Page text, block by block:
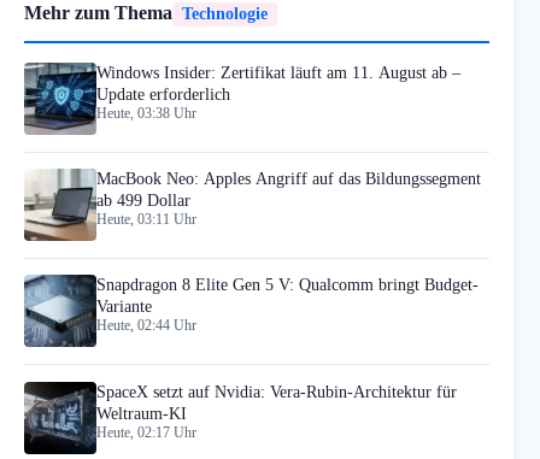
Mehr zum Thema Technologie
Windows Insider: Zertifikat läuft am 11. August ab –
Update erforderlich
Heute, 03:38 Uhr
MacBook Neo: Apples Angriff auf das Bildungssegment
ab 499 Dollar
Heute, 03:11 Uhr
Snapdragon 8 Elite Gen 5 V: Qualcomm bringt Budget-
Variante
Heute, 02:44 Uhr
SpaceX setzt auf Nvidia: Vera-Rubin-Architektur für
Weltraum-KI
Heute, 02:17 Uhr